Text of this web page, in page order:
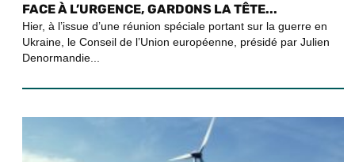
FACE À L’URGENCE, GARDONS LA TÊTE...
Hier, à l’issue d’une réunion spéciale portant sur la guerre en
Ukraine, le Conseil de l’Union européenne, présidé par Julien
Denormandie...